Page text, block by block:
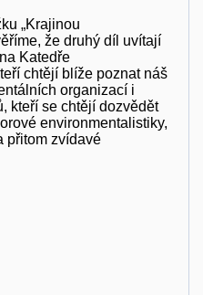
„Krajinou
že druhý díl uvítají
Katedře
chtějí blíže poznat náš
organizací i
kteří se chtějí dozvědět
environmentalistiky,
přitom zvídavé